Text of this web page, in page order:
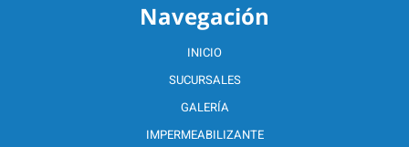
Navegación
INICIO
SUCURSALES
GALERÍA
IMPERMEABILIZANTE